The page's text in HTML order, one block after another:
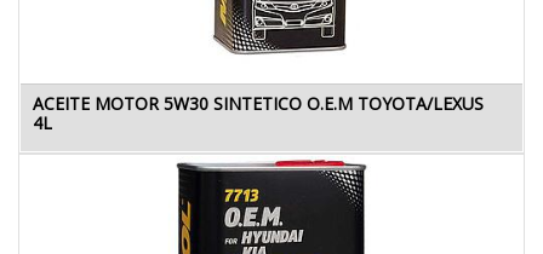
ACEITE MOTOR 5W30 SINTETICO O.E.M TOYOTA/LEXUS
4L